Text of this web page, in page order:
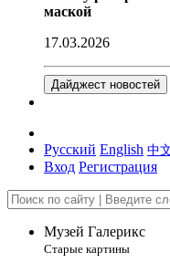
маской
17.03.2026
Дайджест новостей
Русский English 中
Вход Регистрация
Музей Галерикс
Старые картины